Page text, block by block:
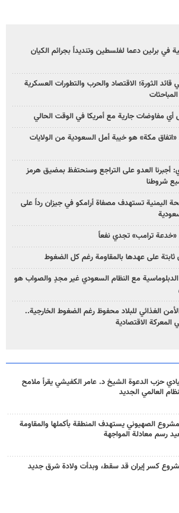
في برلين دعما لفلسطين وتنديداً بجرائم الكيان
قائد الثورة؛ الاقتصاد والحرب والتطورات العسكرية
مفاوضات جارية مع أمريكا في الوقت الحالي
مكة» هو خيبة أمل السعودية من الولايات
أجبرنا العدو على التراجع وسنحتفظ بمضيق هرمز
شروطنا
اليمنية تستهدف مصفاة أرامكو في جيزان رداً على
«خدعة ترامب» تجدي نفعاً
ثابتة على عهدها بالمقاومة رغم كل الضغوط
مع النظام السعودي غير مجدٍ والصواب هو
الأمن الغذائي للبلاد محفوظ رغم الضغوط الخارجية..
المعركة الاقتصادية
حزب الدعوة الشيخ د. عامر الكفيشي يقرأ ملامح
العالمي الجديد
الصهيوني يستهدف المنطقة بأكملها والمقاومة
رسم معادلة المواجهة
كسر إيران قد سقط، وبدأت ولادة شرق جديد